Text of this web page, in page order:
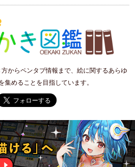
からペンタブ情報まで、絵に関するあらゆ
集めることを目指しています。